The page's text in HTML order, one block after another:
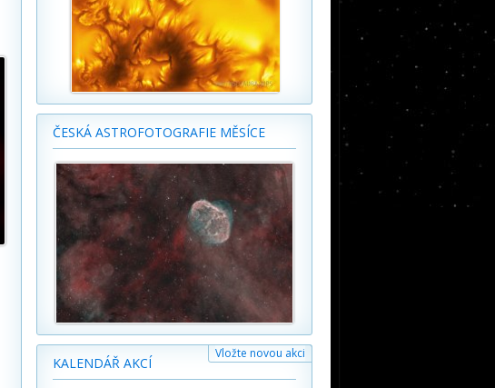
ČESKÁ ASTROFOTOGRAFIE MĚSÍCE
KALENDÁŘ AKCÍ
Vložte novou akci